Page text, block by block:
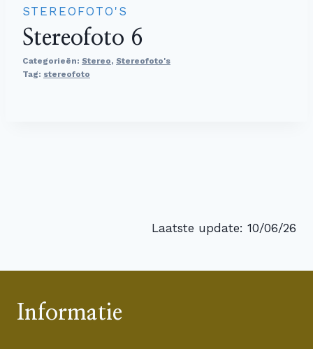
STEREOFOTO'S
Stereofoto 6
Categorieën: Stereo, Stereofoto's
Tag: stereofoto
Laatste update: 10/06/26
Informatie